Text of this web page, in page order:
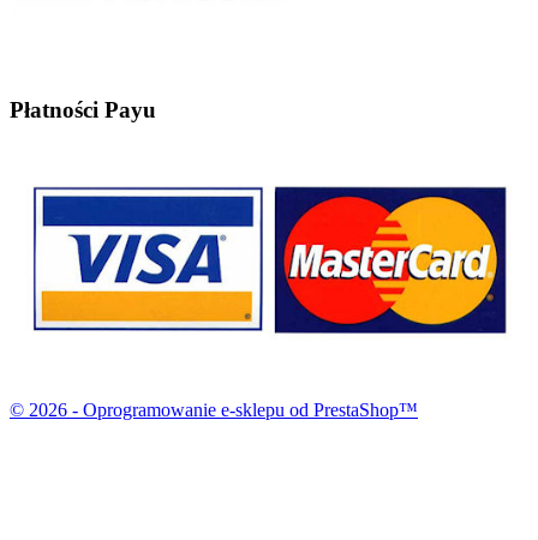
Płatności Payu
© 2026 - Oprogramowanie e-sklepu od PrestaShop™